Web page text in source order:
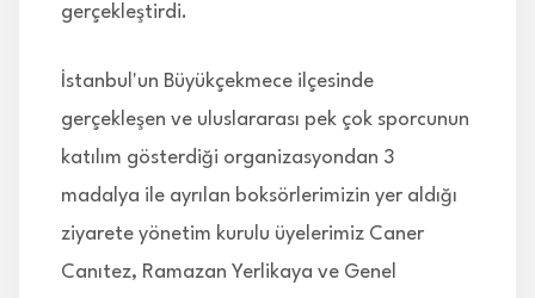
gerçekleştirdi.
İstanbul'un Büyükçekmece ilçesinde
gerçekleşen ve uluslararası pek çok sporcunun
katılım gösterdiği organizasyondan 3
madalya ile ayrılan boksörlerimizin yer aldığı
ziyarete yönetim kurulu üyelerimiz Caner
Canıtez, Ramazan Yerlikaya ve Genel